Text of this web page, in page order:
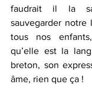
faudrait il la
sauvegarder notre
tous nos
qu’elle est la
breton, son
âme, rien que ça !